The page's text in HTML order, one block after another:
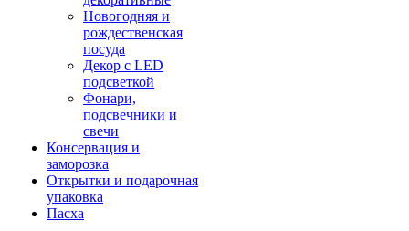
Новогодняя и
рождественская
посуда
Декор с LED
подсветкой
Фонари,
подсвечники и
свечи
Консервация и
заморозка
Открытки и подарочная
упаковка
Пасха